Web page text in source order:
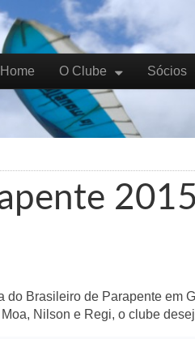
menu
Home O Clube Sócios
Brasileiro de Parapente em
Nilson e Regi, o clube